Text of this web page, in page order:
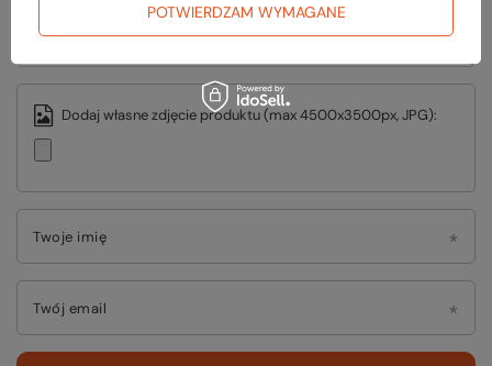
Dodaj własne zdjęcie produktu (max 4500x3500px, JPG):
Twoje imię
Twój email
POTWIERDZAM WYMAGANE